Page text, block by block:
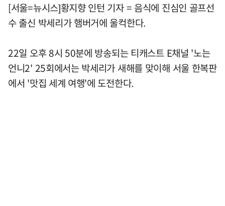
[서울=뉴시스]황지향 인턴 기자 = 음식에 진심인 골프선
수 출신 박세리가 햄버거에 울컥한다.
22일 오후 8시 50분에 방송되는 티캐스트 E채널 '노는
언니2' 25회에서는 박세리가 새해를 맞이해 서울 한복판
에서 '맛집 세계 여행'에 도전한다.